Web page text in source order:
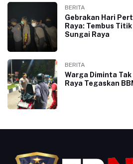
BERITA
Gebrakan Hari
Raya: Tembus
Sungai Raya
BERITA
Warga Diminta
Raya Tegaskan